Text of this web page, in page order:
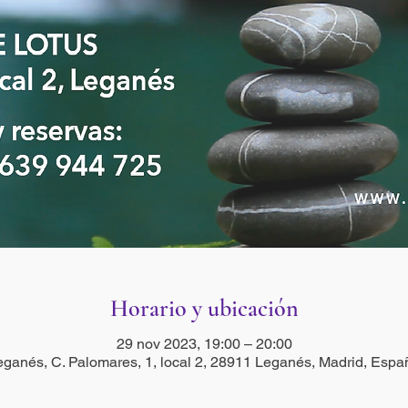
Horario y ubicación
29 nov 2023, 19:00 – 20:00
C. Palomares, 1, local 2, 28911 Leganés, Madrid,